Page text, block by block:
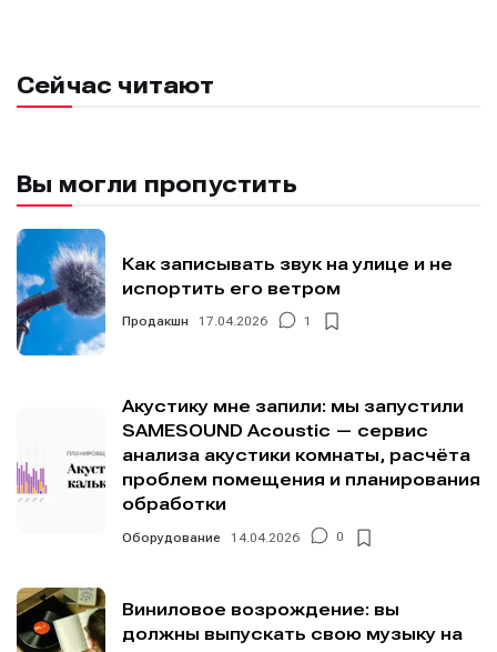
Сейчас читают
Вы могли пропустить
Как записывать звук на улице и не
испортить его ветром
Продакшн 17.04.2026 1
Акустику мне запили: мы запустили
SAMESOUND Acoustic — сервис
анализа акустики комнаты, расчёта
проблем помещения и планирования
обработки
Оборудование 14.04.2026 0
Виниловое возрождение: вы
должны выпускать свою музыку на